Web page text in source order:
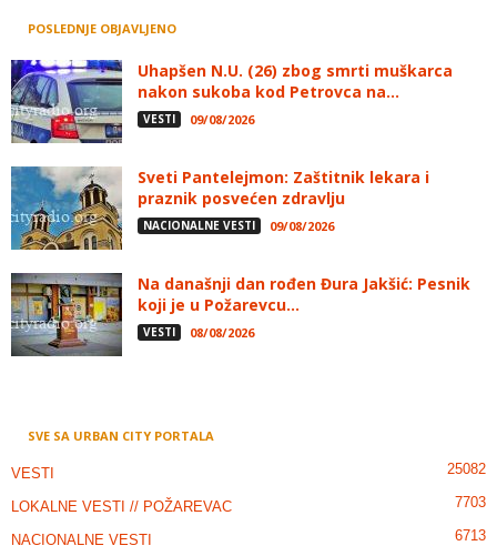
POSLEDNJE OBJAVLJENO
Uhapšen N.U. (26) zbog smrti muškarca
nakon sukoba kod Petrovca na...
VESTI 09/08/2026
Sveti Pantelejmon: Zaštitnik lekara i
praznik posvećen zdravlju
NACIONALNE VESTI 09/08/2026
Na današnji dan rođen Đura Jakšić: Pesnik
koji je u Požarevcu...
VESTI 08/08/2026
SVE SA URBAN CITY PORTALA
VESTI 25082
LOKALNE VESTI // POŽAREVAC 7703
NACIONALNE VESTI 6713